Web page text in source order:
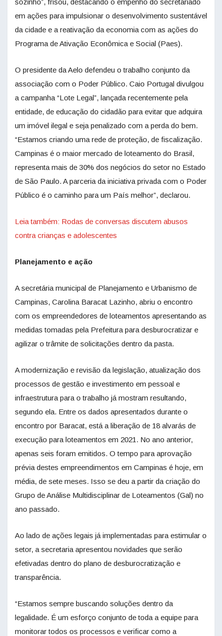
em ações para impulsionar o desenvolvimento sustentável
da cidade e a reativação da economia com as ações do
Programa de Ativação Econômica e Social (Paes).
O presidente da Aelo defendeu o trabalho conjunto da
associação com o Poder Público. Caio Portugal divulgou
a campanha “Lote Legal”, lançada recentemente pela
entidade, de educação do cidadão para evitar que adquira
um imóvel ilegal e seja penalizado com a perda do bem.
“Estamos criando uma rede de proteção, de fiscalização.
Campinas é o maior mercado de loteamento do Brasil,
representa mais de 30% dos negócios do setor no Estado
de São Paulo. A parceria da iniciativa privada com o Poder
Público é o caminho para um País melhor”, declarou.
Leia também: Rodas de conversas discutem abusos
contra crianças e adolescentes
Planejamento e ação
A secretária municipal de Planejamento e Urbanismo de
Campinas, Carolina Baracat Lazinho, abriu o encontro
com os empreendedores de loteamentos apresentando as
medidas tomadas pela Prefeitura para desburocratizar e
agilizar o trâmite de solicitações dentro da pasta.
A modernização e revisão da legislação, atualização dos
processos de gestão e investimento em pessoal e
infraestrutura para o trabalho já mostram resultando,
segundo ela. Entre os dados apresentados durante o
encontro por Baracat, está a liberação de 18 alvarás de
execução para loteamentos em 2021. No ano anterior,
apenas seis foram emitidos. O tempo para aprovação
prévia destes empreendimentos em Campinas é hoje, em
média, de sete meses. Isso se deu a partir da criação do
Grupo de Análise Multidisciplinar de Loteamentos (Gal) no
ano passado.
Ao lado de ações legais já implementadas para estimular o
setor, a secretaria apresentou novidades que serão
efetivadas dentro do plano de desburocratização e
transparência.
“Estamos sempre buscando soluções dentro da
legalidade. É um esforço conjunto de toda a equipe para
monitorar todos os processos e verificar como a